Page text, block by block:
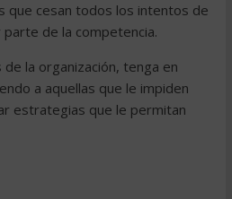
que cesan todos los intentos de
de la competencia.
la organización, tenga en
a aquellas que le impiden
estrategias que le permitan